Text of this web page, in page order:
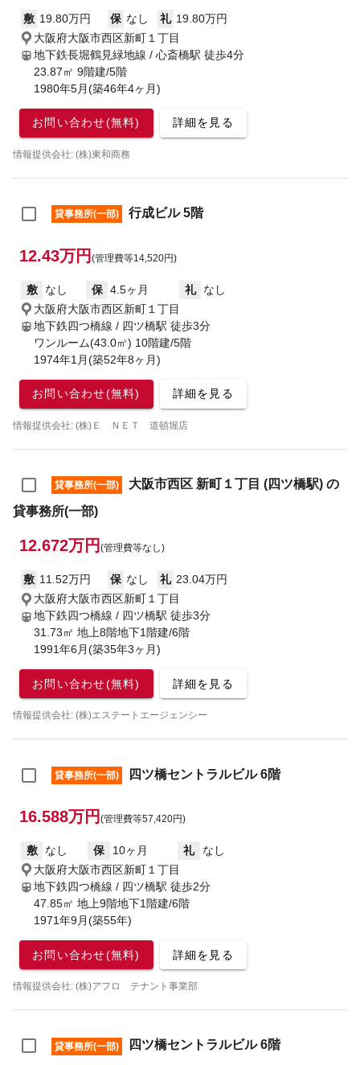
敷 19.80万円 保 なし 礼 19.80万円
大阪府大阪市西区新町１丁目
地下鉄長堀鶴見緑地線 / 心斎橋駅 徒歩4分
23.87㎡ 9階建/5階
1980年5月(築46年4ヶ月)
お問い合わせ(無料) 詳細を見る
情報提供会社: (株)東和商務
貸事務所(一部) 行成ビル 5階
12.43万円 (管理費等14,520円)
敷 なし 保 4.5ヶ月 礼
なし
大阪府大阪市西区新町１丁目
地下鉄四つ橋線 / 四ツ橋駅 徒歩3分
ワンルーム(43.0㎡) 10階建/5階
1974年1月(築52年8ヶ月)
お問い合わせ(無料) 詳細を見る
情報提供会社: (株)Ｅ ＮＥＴ 道頓堀店
貸事務所(一部)
大阪市西区 新町１丁目 (四ツ橋駅) の
貸事務所(一部)
12.672万円 (管理費等なし)
敷 11.52万円 保 なし 礼 23.04万円
大阪府大阪市西区新町１丁目
地下鉄四つ橋線 / 四ツ橋駅 徒歩3分
31.73㎡ 地上8階地下1階建/6階
1991年6月(築35年3ヶ月)
お問い合わせ(無料) 詳細を見る
情報提供会社: (株)エステートエージェンシー
貸事務所(一部) 四ツ橋セントラルビル 6階
16.588万円 (管理費等57,420円)
敷 なし 保 10ヶ月 礼
なし
大阪府大阪市西区新町１丁目
地下鉄四つ橋線 / 四ツ橋駅 徒歩2分
47.85㎡ 地上9階地下1階建/6階
1971年9月(築55年)
お問い合わせ(無料) 詳細を見る
情報提供会社: (株)アフロ テナント事業部
貸事務所(一部) 四ツ橋セントラルビル 6階